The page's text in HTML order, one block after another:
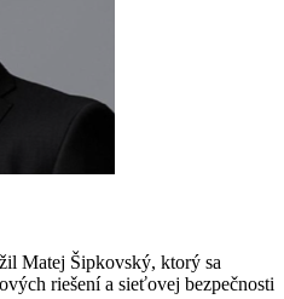
Matej Šipkovský, ktorý sa
riešení a sieťovej bezpečnosti